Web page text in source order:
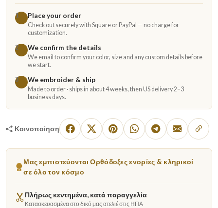
1 Place your order
Check out securely with Square or PayPal — no charge for
customization.
2
We confirm the details
We email to confirm your color, size and any custom details before
we start.
3
We embroider & ship
Made to order · ships in about 4 weeks, then US delivery 2–3
business days.
Κοινοποίηση
Μας εμπιστεύονται Ορθόδοξες ενορίες & κληρικοί
σε όλο τον κόσμο
Πλήρως κεντημένα, κατά παραγγελία
Κατασκευασμένα στο δικό μας ατελιέ στις ΗΠΑ